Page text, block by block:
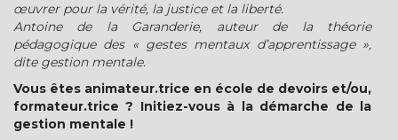
œuvrer pour la vérité, la justice et la liberté.
Antoine de la Garanderie, auteur de la théorie
pédagogique des « gestes mentaux d’apprentissage »,
dite gestion mentale.
Vous êtes animateur.trice en école de devoirs et/ou,
formateur.trice ? Initiez-vous à la démarche de la
gestion mentale !